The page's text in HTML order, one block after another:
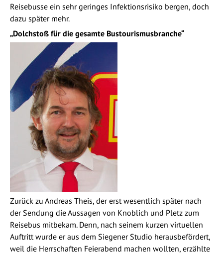
Reisebusse ein sehr geringes Infektionsrisiko bergen, doch
dazu später mehr.
„Dolchstoß für die gesamte Bustourismusbranche“
Zurück zu Andreas Theis, der erst wesentlich später nach
der Sendung die Aussagen von Knoblich und Pletz zum
Reisebus mitbekam. Denn, nach seinem kurzen virtuellen
Auftritt wurde er aus dem Siegener Studio herausbefördert,
weil die Herrschaften Feierabend machen wollten, erzählte